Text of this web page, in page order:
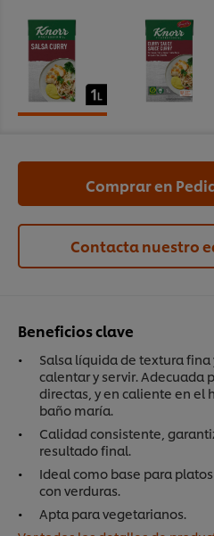
Beneficios clave
Salsa líquida de textura
calentar y servir. Adecuada
directas, y en caliente en el
baño maría.
Calidad consistente,
resultado final.
Ideal como base para
con verduras.
Apta para vegetarianos.
Comprar en
Contacta nuestro